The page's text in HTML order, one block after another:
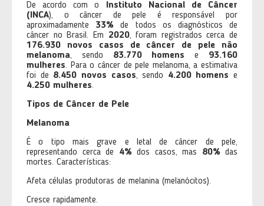
De acordo com o Instituto Nacional de Câncer
(INCA), o câncer de pele é responsável por
aproximadamente 33% de todos os diagnósticos de
câncer no Brasil. Em 2020, foram registrados cerca de
176.930 novos casos de câncer de pele não
melanoma, sendo 83.770 homens e 93.160
mulheres. Para o câncer de pele melanoma, a estimativa
foi de 8.450 novos casos, sendo 4.200 homens e
4.250 mulheres.
Tipos de Câncer de Pele
Melanoma
É o tipo mais grave e letal de câncer de pele,
representando cerca de 4% dos casos, mas 80%das
mortes. Características:
Afeta células produtoras de melanina (melanócitos).
Cresce rapidamente.